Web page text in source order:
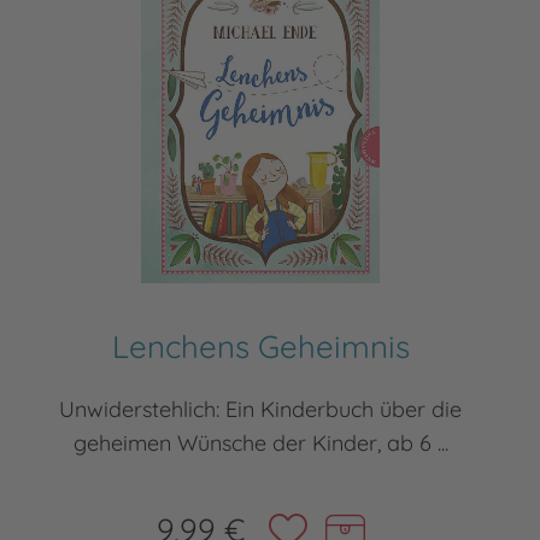
Lenchens Geheimnis
Unwiderstehlich: Ein Kinderbuch über die
geheimen Wünsche der Kinder, ab 6 ...
9,99 €